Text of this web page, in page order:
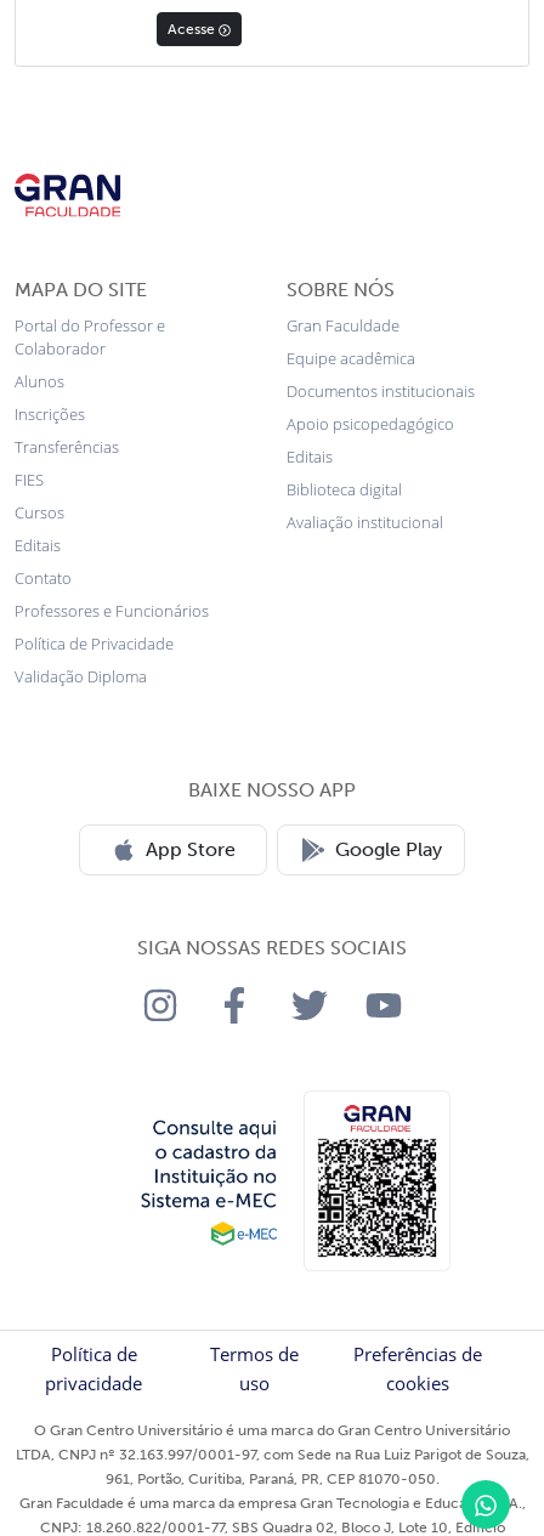
Acesse
MAPA DO SITE
Portal do Professor e
Colaborador
Alunos
Inscrições
Transferências
FIES
Cursos
Editais
Contato
Professores e Funcionários
Política de Privacidade
Validação Diploma
SOBRE NÓS
Gran Faculdade
Equipe acadêmica
Documentos institucionais
Apoio psicopedagógico
Editais
Biblioteca digital
Avaliação institucional
BAIXE NOSSO APP
App Store Google Play
SIGA NOSSAS REDES SOCIAIS
Política de
privacidade
Termos de
uso
Preferências de
cookies
O Gran Centro Universitário é uma marca do Gran Centro Universitário
LTDA, CNPJ nº 32.163.997/0001-97, com Sede na Rua Luiz Parigot de Souza,
961, Portão, Curitiba, Paraná, PR, CEP 81070-050.
Gran Faculdade é uma marca da empresa Gran Tecnologia e Educação S/A.,
CNPJ: 18.260.822/0001-77, SBS Quadra 02, Bloco J, Lote 10, Edifício